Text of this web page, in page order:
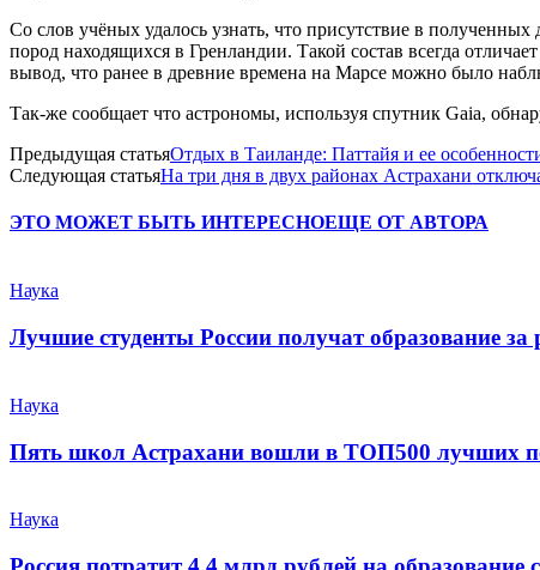
Со слов учёных удалось узнать, что присутствие в
пород находящихся в Гренландии. Такой состав всегда
вывод, что ранее в древние времена на Марсе можно было
Так-же сообщает что астрономы, используя спутник Gaia,
Предыдущая статьяОтдых в Таиланде: Паттайя и ее
Следующая статьяНа три дня в двух районах Астрахани
ЭТО МОЖЕТ БЫТЬ ИНТЕРЕСНОЕЩЕ ОТ АВТОРА
Наука
Лучшие студенты России получат образование за
Наука
Пять школ Астрахани вошли в ТОП500 лучших
Наука